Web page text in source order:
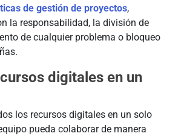
de gestión de proyectos,
la responsabilidad, la división de
de cualquier problema o bloqueo
digitales en un
los recursos digitales en un solo
pueda colaborar de manera